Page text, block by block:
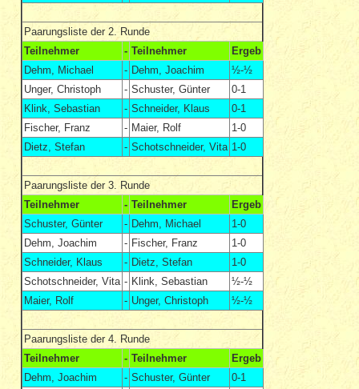
Paarungsliste der 2. Runde
Teilnehmer
- Teilnehmer
Ergeb
Dehm, Michael
- Dehm, Joachim
½-½
Unger, Christoph
- Schuster, Günter
0-1
Klink, Sebastian
- Schneider, Klaus
0-1
Fischer, Franz
- Maier, Rolf
1-0
Dietz, Stefan
- Schotschneider, Vita 1-0
Paarungsliste der 3. Runde
Teilnehmer
- Teilnehmer
Ergeb
Schuster, Günter
- Dehm, Michael
1-0
Dehm, Joachim
- Fischer, Franz
1-0
Schneider, Klaus
- Dietz, Stefan
1-0
Schotschneider, Vita - Klink, Sebastian
½-½
Maier, Rolf
- Unger, Christoph ½-½
Paarungsliste der 4. Runde
Teilnehmer
- Teilnehmer
Ergeb
Dehm, Joachim
- Schuster, Günter
0-1